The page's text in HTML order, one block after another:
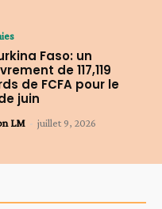
Faso: un
de 117,119
de FCFA pour le
juin
LM - juillet 9, 2026